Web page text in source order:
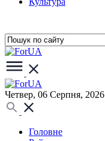
Четвер, 06 Серпня, 2026
Головне